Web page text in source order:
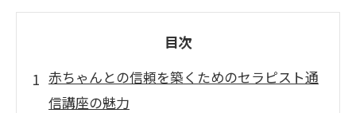
目次
赤ちゃんとの信頼を築くためのセラピスト通
信講座の魅力